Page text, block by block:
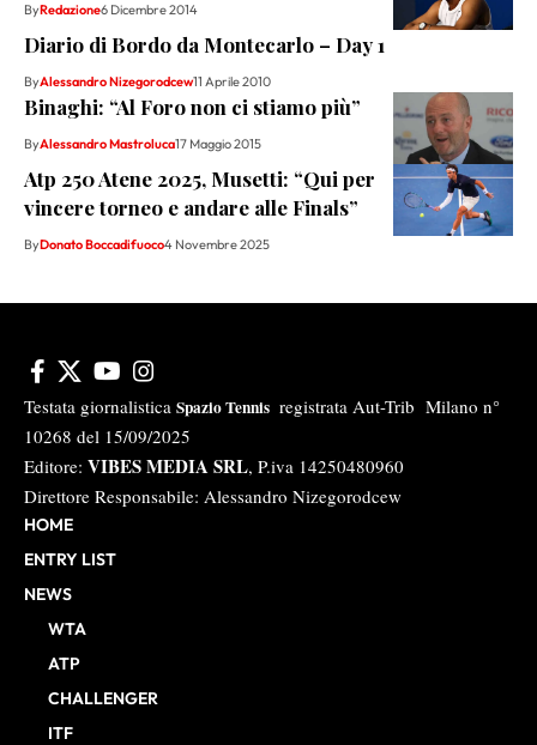
ByRedazione6 Dicembre 2014
Diario di Bordo da Montecarlo – Day 1
ByAlessandro Nizegorodcew11 Aprile 2010
Binaghi: “Al Foro non ci stiamo più”
ByAlessandro Mastroluca17 Maggio 2015
Atp 250 Atene 2025, Musetti: “Qui per
vincere torneo e andare alle Finals”
ByDonato Boccadifuoco4 Novembre 2025
Testata giornalistica Spazio Tennis registrata Aut-Trib Milano n°
10268 del 15/09/2025
Editore: VIBES MEDIA SRL, P.iva 14250480960
Direttore Responsabile: Alessandro Nizegorodcew
HOME
ENTRY LIST
NEWS
WTA
ATP
CHALLENGER
ITF